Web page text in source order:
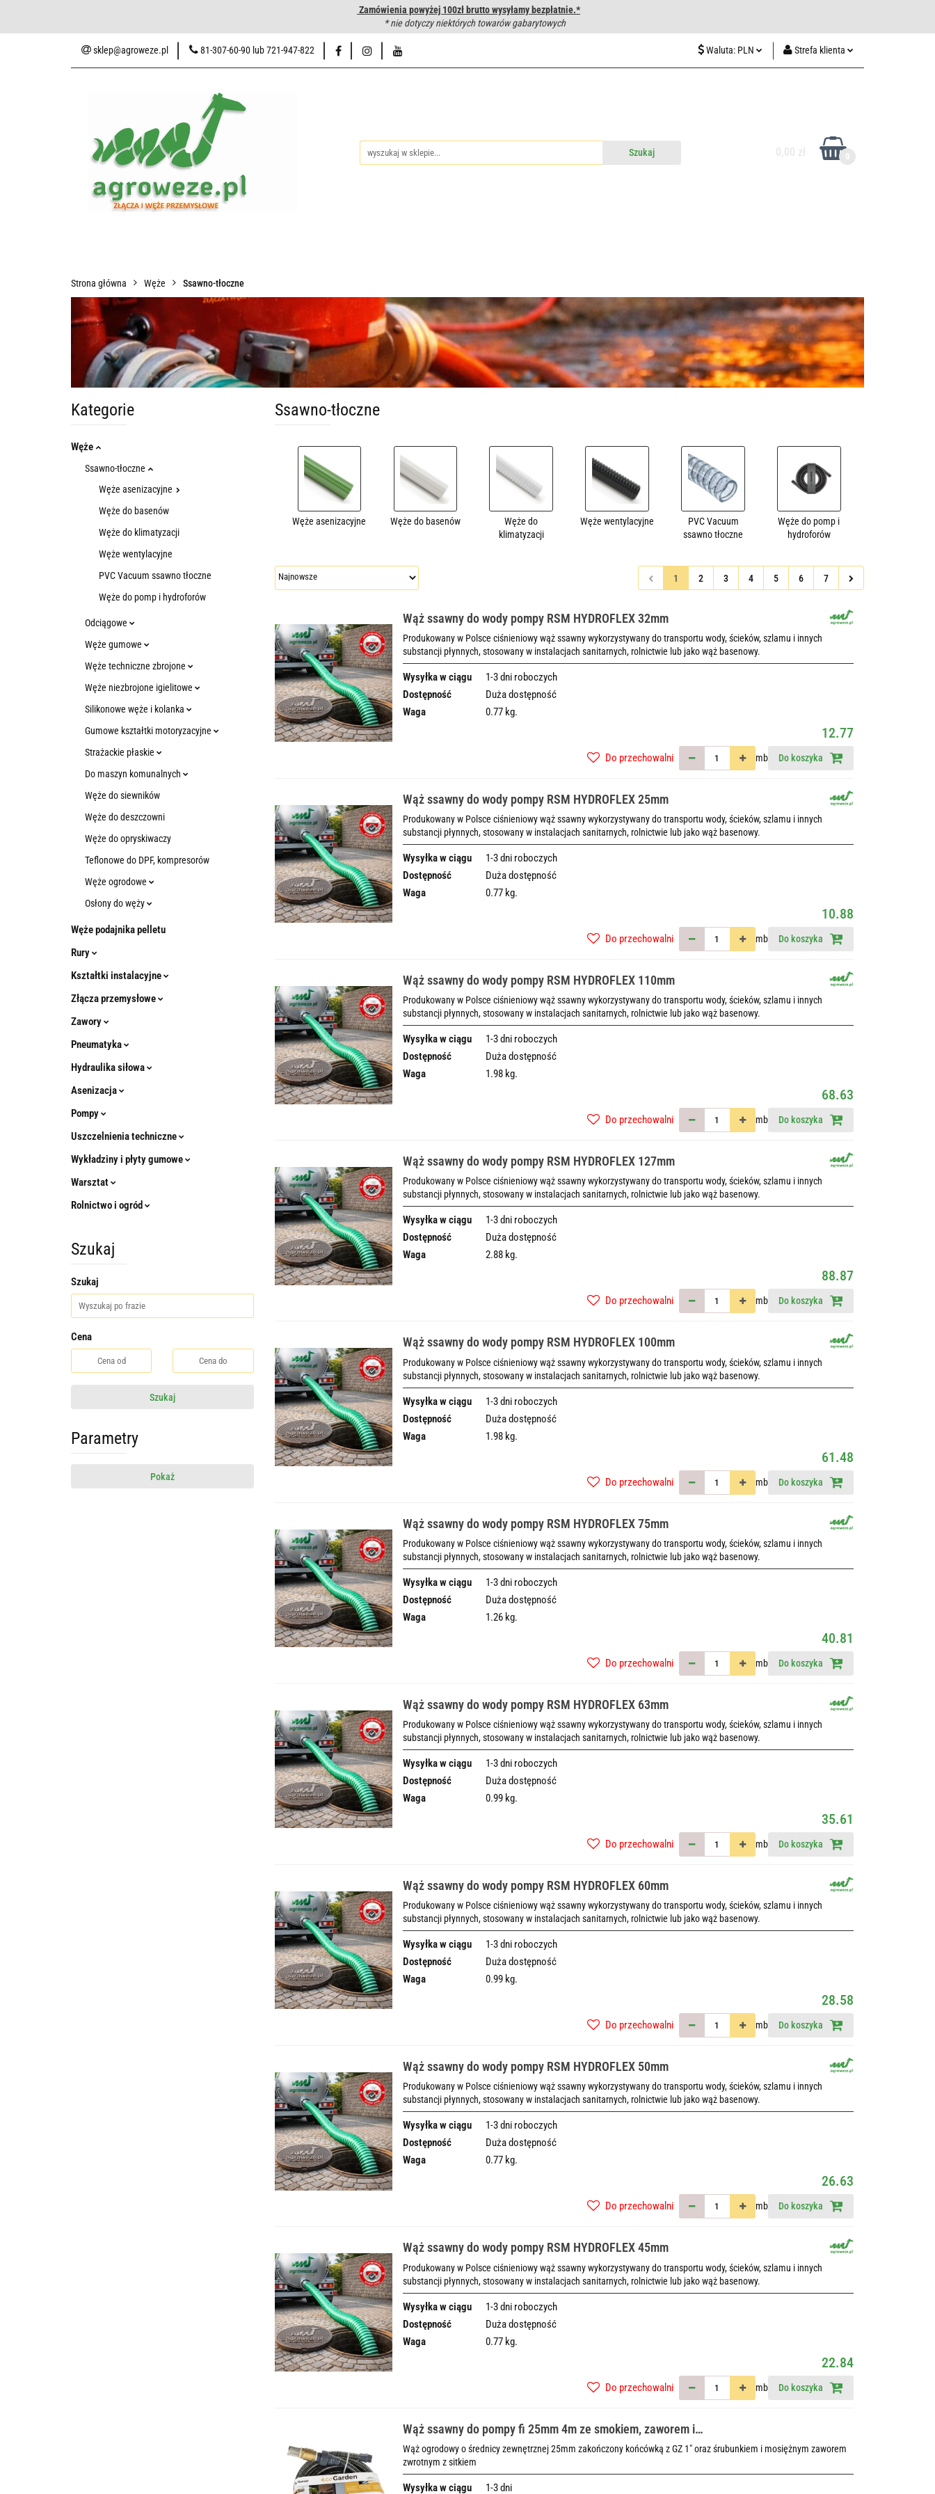
Zamówienia powyżej 100zł brutto wysyłamy bezpłatnie.*
* nie dotyczy niektórych towarów gabarytowych
sklep@agroweze.pl 81-307-60-90 lub 721-947-822 Waluta: PLN Strefa klienta
Zakuwanie węży hydraulicznych Hurtownia Napisz do nas
Strona główna Węże Ssawno-tłoczne
Kategorie
Węże
Ssawno-tłoczne
Węże asenizacyjne
Węże do basenów
Węże do klimatyzacji
Węże wentylacyjne
PVC Vacuum ssawno tłoczne
Węże do pomp i hydroforów
Odciągowe
Węże gumowe
Węże techniczne zbrojone
Węże niezbrojone igielitowe
Silikonowe węże i kolanka
Gumowe kształtki motoryzacyjne
Strażackie płaskie
Do maszyn komunalnych
Węże do siewników
Węże do deszczowni
Węże do opryskiwaczy
Teflonowe do DPF, kompresorów
Węże ogrodowe
Osłony do węży
Węże podajnika pelletu
Rury
Kształtki instalacyjne
Złącza przemysłowe
Zawory
Pneumatyka
Hydraulika siłowa
Asenizacja
Pompy
Uszczelnienia techniczne
Wykładziny i płyty gumowe
Warsztat
Rolnictwo i ogród
Szukaj
Szukaj
Cena
Szukaj
Parametry
Pokaż
Ssawno-tłoczne
Węże asenizacyjne Węże do basenów
Węże do
klimatyzacji
Węże wentylacyjne
PVC Vacuum
ssawno tłoczne
Węże do pomp i
hydroforów
1 2 3 4 5 6 7
Wąż ssawny do wody pompy RSM HYDROFLEX 32mm
Produkowany w Polsce ciśnieniowy wąż ssawny wykorzystywany do transportu wody, ścieków, szlamu i innych
substancji płynnych, stosowany w instalacjach sanitarnych, rolnictwie lub jako wąż basenowy.
Wysyłka w ciągu
1-3 dni roboczych
Dostępność
Duża dostępność
Waga
0.77 kg.
12.77
mb Do koszyka
Do przechowalni
Wąż ssawny do wody pompy RSM HYDROFLEX 25mm
Produkowany w Polsce ciśnieniowy wąż ssawny wykorzystywany do transportu wody, ścieków, szlamu i innych
substancji płynnych, stosowany w instalacjach sanitarnych, rolnictwie lub jako wąż basenowy.
Wysyłka w ciągu
1-3 dni roboczych
Dostępność
Duża dostępność
Waga
0.77 kg.
10.88
mb Do koszyka
Do przechowalni
Wąż ssawny do wody pompy RSM HYDROFLEX 110mm
Produkowany w Polsce ciśnieniowy wąż ssawny wykorzystywany do transportu wody, ścieków, szlamu i innych
substancji płynnych, stosowany w instalacjach sanitarnych, rolnictwie lub jako wąż basenowy.
Wysyłka w ciągu
1-3 dni roboczych
Dostępność
Duża dostępność
Waga
1.98 kg.
68.63
mb Do koszyka
Do przechowalni
Wąż ssawny do wody pompy RSM HYDROFLEX 127mm
Produkowany w Polsce ciśnieniowy wąż ssawny wykorzystywany do transportu wody, ścieków, szlamu i innych
substancji płynnych, stosowany w instalacjach sanitarnych, rolnictwie lub jako wąż basenowy.
Wysyłka w ciągu
1-3 dni roboczych
Dostępność
Duża dostępność
Waga
2.88 kg.
88.87
mb Do koszyka
Do przechowalni
Wąż ssawny do wody pompy RSM HYDROFLEX 100mm
Produkowany w Polsce ciśnieniowy wąż ssawny wykorzystywany do transportu wody, ścieków, szlamu i innych
substancji płynnych, stosowany w instalacjach sanitarnych, rolnictwie lub jako wąż basenowy.
Wysyłka w ciągu
1-3 dni roboczych
Dostępność
Duża dostępność
Waga
1.98 kg.
61.48
mb Do koszyka
Do przechowalni
Wąż ssawny do wody pompy RSM HYDROFLEX 75mm
Produkowany w Polsce ciśnieniowy wąż ssawny wykorzystywany do transportu wody, ścieków, szlamu i innych
substancji płynnych, stosowany w instalacjach sanitarnych, rolnictwie lub jako wąż basenowy.
Wysyłka w ciągu
1-3 dni roboczych
Dostępność
Duża dostępność
Waga
1.26 kg.
40.81
mb Do koszyka
Do przechowalni
Wąż ssawny do wody pompy RSM HYDROFLEX 63mm
Produkowany w Polsce ciśnieniowy wąż ssawny wykorzystywany do transportu wody, ścieków, szlamu i innych
substancji płynnych, stosowany w instalacjach sanitarnych, rolnictwie lub jako wąż basenowy.
Wysyłka w ciągu
1-3 dni roboczych
Dostępność
Duża dostępność
Waga
0.99 kg.
35.61
mb Do koszyka
Do przechowalni
Wąż ssawny do wody pompy RSM HYDROFLEX 60mm
Produkowany w Polsce ciśnieniowy wąż ssawny wykorzystywany do transportu wody, ścieków, szlamu i innych
substancji płynnych, stosowany w instalacjach sanitarnych, rolnictwie lub jako wąż basenowy.
Wysyłka w ciągu
1-3 dni roboczych
Dostępność
Duża dostępność
Waga
0.99 kg.
28.58
mb Do koszyka
Do przechowalni
Wąż ssawny do wody pompy RSM HYDROFLEX 50mm
Produkowany w Polsce ciśnieniowy wąż ssawny wykorzystywany do transportu wody, ścieków, szlamu i innych
substancji płynnych, stosowany w instalacjach sanitarnych, rolnictwie lub jako wąż basenowy.
Wysyłka w ciągu
1-3 dni roboczych
Dostępność
Duża dostępność
Waga
0.77 kg.
26.63
mb Do koszyka
Do przechowalni
Wąż ssawny do wody pompy RSM HYDROFLEX 45mm
Produkowany w Polsce ciśnieniowy wąż ssawny wykorzystywany do transportu wody, ścieków, szlamu i innych
substancji płynnych, stosowany w instalacjach sanitarnych, rolnictwie lub jako wąż basenowy.
Wysyłka w ciągu
1-3 dni roboczych
Dostępność
Duża dostępność
Waga
0.77 kg.
22.84
mb Do koszyka
Do przechowalni
Wąż ssawny do pompy fi 25mm 4m ze smokiem, zaworem i
złączką gz1"
Wąż ogrodowy o średnicy zewnętrznej 25mm zakończony końcówką z GZ 1" oraz śrubunkiem i mosiężnym zaworem
zwrotnym z sitkiem
Wysyłka w ciągu 1-3 dni